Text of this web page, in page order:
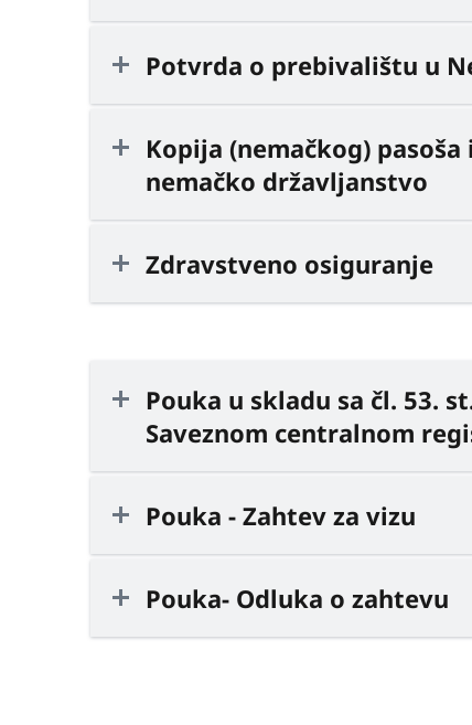
Potvrda o prebivalištu u
Kopija (nemačkog)
nemačko državljanstvo
Zdravstveno osiguranje
Pouka u skladu sa čl. 53.
Saveznom centralnom
Pouka - Zahtev za vizu
Pouka- Odluka o zahtevu